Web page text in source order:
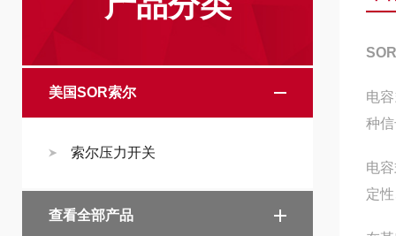
美国SOR索尔
索尔压力开关
查看全部产品
电
种
电
定